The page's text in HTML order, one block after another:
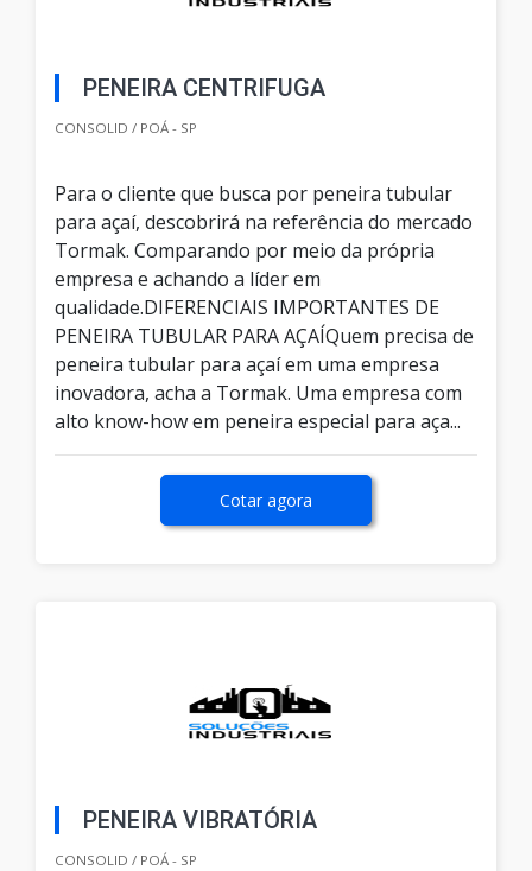
PENEIRA CENTRIFUGA
CONSOLID / POÁ - SP
Para o cliente que busca por peneira tubular
para açaí, descobrirá na referência do mercado
Tormak. Comparando por meio da própria
empresa e achando a líder em
qualidade.DIFERENCIAIS IMPORTANTES DE
PENEIRA TUBULAR PARA AÇAÍQuem precisa de
peneira tubular para açaí em uma empresa
inovadora, acha a Tormak. Uma empresa com
alto know-how em peneira especial para aça...
Cotar agora
PENEIRA VIBRATÓRIA
CONSOLID / POÁ - SP